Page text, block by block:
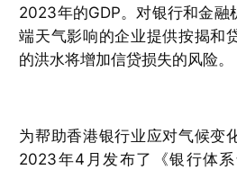
2023年的GDP。对银行和金融
端天气影响的企业提供按揭和
的洪水将增加信贷损失的风险。
为帮助香港银行业应对气候变
2023年4月发布了《银行体